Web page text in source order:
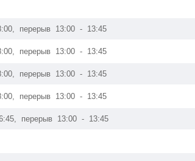
перерыв 13:00 - 13:45
перерыв 13:00 - 13:45
перерыв 13:00 - 13:45
перерыв 13:00 - 13:45
перерыв 13:00 - 13:45